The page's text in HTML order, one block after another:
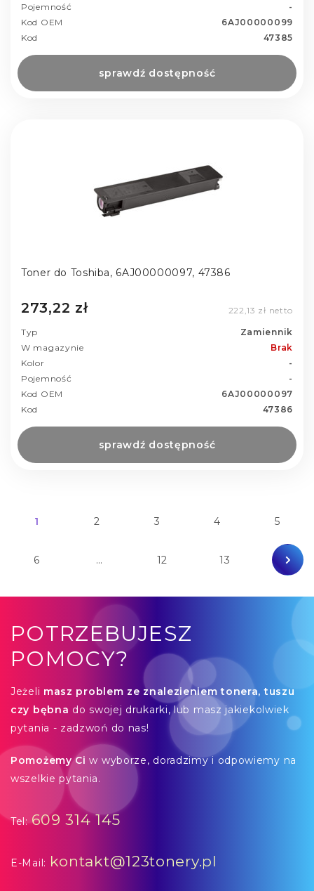
Pojemność
-
Kod OEM
6AJ00000099
Kod
47385
sprawdź dostępność
Toner do Toshiba, 6AJ00000097, 47386
273,22 zł 222,13 zł netto
Typ
Zamiennik
W magazynie
Brak
Kolor
-
Pojemność
-
Kod OEM
6AJ00000097
Kod
47386
sprawdź dostępność
1 2 3 4 5
6 … 12 13
POTRZEBUJESZ
POMOCY?
Jeżeli masz problem ze znalezieniem tonera, tuszu
czy bębna do swojej drukarki, lub masz jakiekolwiek
pytania - zadzwoń do nas!
Pomożemy Ci w wyborze, doradzimy i odpowiemy na
wszelkie pytania.
Tel:609 314 145
E-Mail: kontakt@123tonery.pl